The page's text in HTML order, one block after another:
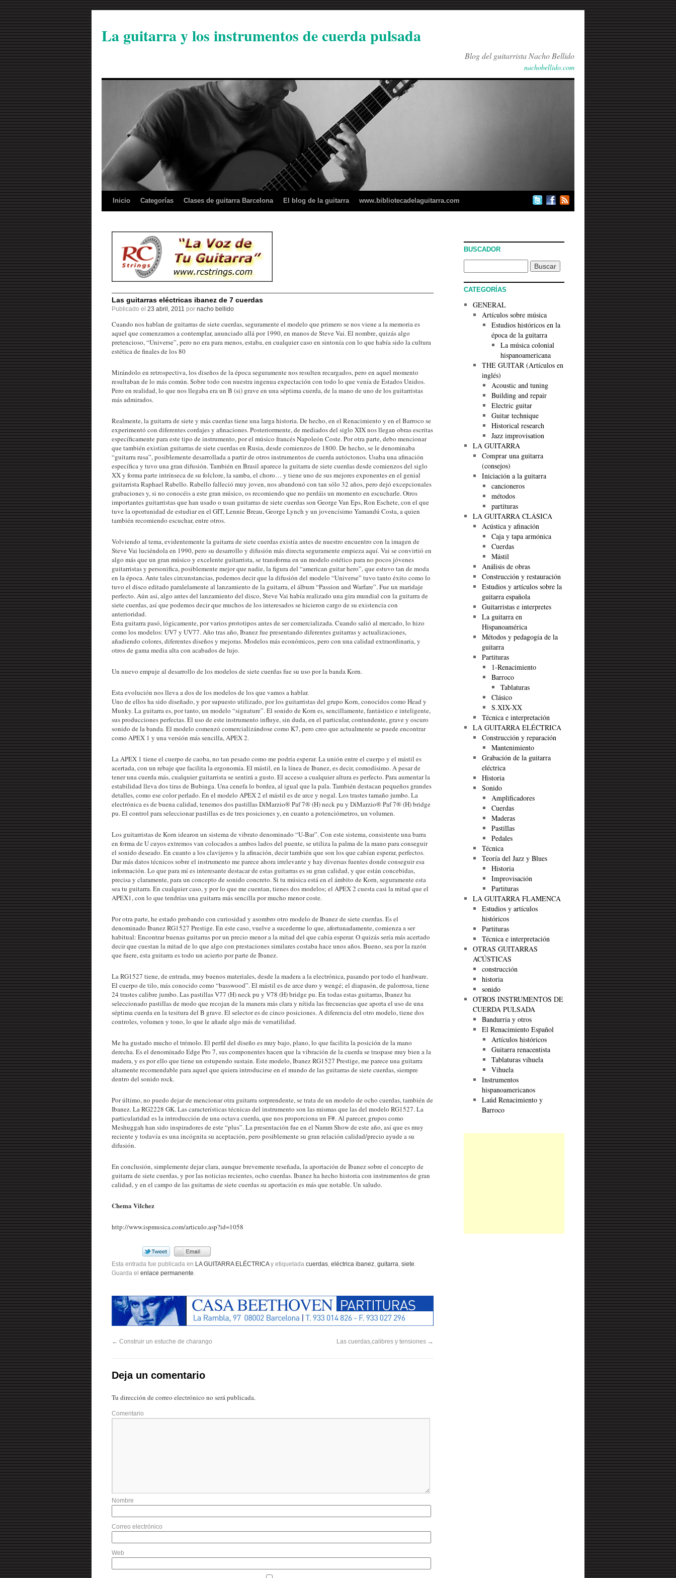
La guitarra y los instrumentos de cuerda pulsada
Blog del guitarrista Nacho Bellido
nachobellido.com
Inicio Categorías Clases de guitarra Barcelona El blog de la guitarra www.bibliotecadelaguitarra.com
Las guitarras eléctricas ibanez de 7 cuerdas
Publicado el 23 abril, 2011 por nacho bellido
Cuando nos hablan de guitarras de siete cuerdas, seguramente el modelo que primero se nos viene a la memoria es
aquel que comenzamos a contemplar, anunciado allá por 1990, en manos de Steve Vai. El nombre, quizás algo
pretencioso, “Universe”, pero no era para menos, estaba, en cualquier caso en sintonía con lo que había sido la cultura
estética de finales de los 80
Mirándolo en retrospectiva, los diseños de la época seguramente nos resulten recargados, pero en aquel momento
resultaban de lo más común. Sobre todo con nuestra ingenua expectación con todo lo que venía de Estados Unidos.
Pero en realidad, lo que nos llegaba era un B (si) grave en una séptima cuerda, de la mano de uno de los guitarristas
más admirados.
Realmente, la guitarra de siete y más cuerdas tiene una larga historia. De hecho, en el Renacimiento y en el Barroco se
experimentó con diferentes cordajes y afinaciones. Posteriormente, de mediados del siglo XIX nos llegan obras escritas
específicamente para este tipo de instrumento, por el músico francés Napoleón Coste. Por otra parte, debo mencionar
que también existían guitarras de siete cuerdas en Rusia, desde comienzos de 1800. De hecho, se le denominaba
“guitarra rusa”, posiblemente desarrollada a partir de otros instrumentos de cuerda autóctonos. Usaba una afinación
específica y tuvo una gran difusión. También en Brasil aparece la guitarra de siete cuerdas desde comienzos del siglo
XX y forma parte intrínseca de su folclore, la samba, el choro… y tiene uno de sus mejores exponentes en el genial
guitarrista Raphael Rabello. Rabello falleció muy joven, nos abandonó con tan sólo 32 años, pero dejó excepcionales
grabaciones y, si no conocéis a este gran músico, os recomiendo que no perdáis un momento en escucharle. Otros
importantes guitarristas que han usado o usan guitarras de siete cuerdas son George Van Eps, Ron Eschete, con el que
tuve la oportunidad de estudiar en el GIT, Lennie Breau, George Lynch y un jovencísimo Yamandú Costa, a quien
también recomiendo escuchar, entre otros.
Volviendo al tema, evidentemente la guitarra de siete cuerdas existía antes de nuestro encuentro con la imagen de
Steve Vai luciéndola en 1990, pero su desarrollo y difusión más directa seguramente empieza aquí. Vai se convirtió en
algo más que un gran músico y excelente guitarrista, se transforma en un modelo estético para no pocos jóvenes
guitarristas y personifica, posiblemente mejor que nadie, la figura del “american guitar hero”, que estuvo tan de moda
en la época. Ante tales circunstancias, podemos decir que la difusión del modelo “Universe” tuvo tanto éxito como lo
tuvo el disco editado paralelamente al lanzamiento de la guitarra, el álbum “Passion and Warfare”. Fue un maridaje
perfecto. Aún así, algo antes del lanzamiento del disco, Steve Vai había realizado una gira mundial con la guitarra de
siete cuerdas, así que podemos decir que muchos de los interesados se hicieron cargo de su existencia con
anterioridad.
Esta guitarra pasó, lógicamente, por varios prototipos antes de ser comercializada. Cuando salió al mercado, lo hizo
como los modelos: UV7 y UV77. Año tras año, Ibanez fue presentando diferentes guitarras y actualizaciones,
añadiendo colores, diferentes diseños y mejoras. Modelos más económicos, pero con una calidad extraordinaria, y
otros de gama media alta con acabados de lujo.
Un nuevo empuje al desarrollo de los modelos de siete cuerdas fue su uso por la banda Korn.
Esta evolución nos lleva a dos de los modelos de los que vamos a hablar.
Uno de ellos ha sido diseñado, y por supuesto utilizado, por los guitarristas del grupo Korn, conocidos como Head y
Munky. La guitarra es, por tanto, un modelo “signature”. El sonido de Korn es, sencillamente, fantástico e inteligente,
sus producciones perfectas. El uso de este instrumento influye, sin duda, en el particular, contundente, grave y oscuro
sonido de la banda. El modelo comenzó comercializándose como K7, pero creo que actualmente se puede encontrar
como APEX 1 y una versión más sencilla, APEX 2.
La APEX 1 tiene el cuerpo de caoba, no tan pesado como me podría esperar. La unión entre el cuerpo y el mástil es
acertada, con un rebaje que facilita la ergonomía. El mástil, en la línea de Ibanez, es decir, comodísimo. A pesar de
tener una cuerda más, cualquier guitarrista se sentirá a gusto. El acceso a cualquier altura es perfecto. Para aumentar la
estabilidad lleva dos tiras de Bubinga. Una cenefa lo bordea, al igual que la pala. También destacan pequeños grandes
detalles, como ese color perlado. En el modelo APEX 2 el mástil es de arce y nogal. Los trastes tamaño jumbo. La
electrónica es de buena calidad, tenemos dos pastillas DiMarzio® Paf 7® (H) neck pu y DiMarzio® Paf 7® (H) bridge
pu. El control para seleccionar pastillas es de tres posiciones y, en cuanto a potenciómetros, un volumen.
Los guitarristas de Korn idearon un sistema de vibrato denominado “U-Bar”. Con este sistema, consistente una barra
en forma de U cuyos extremos van colocados a ambos lados del puente, se utiliza la palma de la mano para conseguir
el sonido deseado. En cuanto a los clavijeros y la afinación, decir también que son los que cabían esperar, perfectos.
Dar más datos técnicos sobre el instrumento me parece ahora irrelevante y hay diversas fuentes donde conseguir esa
información. Lo que para mí es interesante destacar de estas guitarras es su gran calidad, y que están concebidas,
precisa y claramente, para un concepto de sonido concreto. Si tu música está en el ámbito de Korn, seguramente esta
sea tu guitarra. En cualquier caso, y por lo que me cuentan, tienes dos modelos; el APEX 2 cuesta casi la mitad que el
APEX1, con lo que tendrías una guitarra más sencilla por mucho menor coste.
Por otra parte, he estado probando con curiosidad y asombro otro modelo de Ibanez de siete cuerdas. Es el
denominado Ibanez RG1527 Prestige. En este caso, vuelve a sucederme lo que, afortunadamente, comienza a ser
habitual: Encontrar buenas guitarras por un precio menor a la mitad del que cabía esperar. O quizás sería más acertado
decir que cuestan la mitad de lo que algo con prestaciones similares costaba hace unos años. Bueno, sea por la razón
que fuere, esta guitarra es todo un acierto por parte de Ibanez.
La RG1527 tiene, de entrada, muy buenos materiales, desde la madera a la electrónica, pasando por todo el hardware.
El cuerpo de tilo, más conocido como “basswood”. El mástil es de arce duro y wengé; el diapasón, de palorrosa, tiene
24 trastes calibre jumbo. Las pastillas V77 (H) neck pu y V78 (H) bridge pu. En todas estas guitarras, Ibanez ha
seleccionado pastillas de modo que recojan de la manera más clara y nítida las frecuencias que aporta el uso de una
séptima cuerda en la tesitura del B grave. El selector es de cinco posiciones. A diferencia del otro modelo, tiene dos
controles, volumen y tono, lo que le añade algo más de versatilidad.
Me ha gustado mucho el trémolo. El perfil del diseño es muy bajo, plano, lo que facilita la posición de la mano
derecha. Es el denominado Edge Pro 7, sus componentes hacen que la vibración de la cuerda se traspase muy bien a la
madera, y es por ello que tiene un estupendo sustain. Este modelo, Ibanez RG1527 Prestige, me parece una guitarra
altamente recomendable para aquel que quiera introducirse en el mundo de las guitarras de siete cuerdas, siempre
dentro del sonido rock.
Por último, no puedo dejar de mencionar otra guitarra sorprendente, se trata de un modelo de ocho cuerdas, también de
Ibanez. La RG2228 GK. Las características técnicas del instrumento son las mismas que las del modelo RG1527. La
particularidad es la introducción de una octava cuerda, que nos proporciona un F#. Al parecer, grupos como
Meshuggah han sido inspiradores de este “plus”. La presentación fue en el Namm Show de este año, así que es muy
reciente y todavía es una incógnita su aceptación, pero posiblemente su gran relación calidad/precio ayude a su
difusión.
En conclusión, simplemente dejar clara, aunque brevemente reseñada, la aportación de Ibanez sobre el concepto de
guitarra de siete cuerdas, y por las noticias recientes, ocho cuerdas. Ibanez ha hecho historia con instrumentos de gran
calidad, y en el campo de las guitarras de siete cuerdas su aportación es más que notable. Un saludo.
Chema Vilchez
http://www.ispmusica.com/articulo.asp?id=1058
Esta entrada fue publicada en LA GUITARRA ELÉCTRICAy etiquetada cuerdas eléctrica ibanez guitarra siete
Guarda el enlace permanente
← Construir un estuche de charango Las cuerdas,calibres y tensiones →
Deja un comentario
Tu dirección de correo electrónico no será publicada.
Comentario
Nombre
Correo electrónico
Web
BUSCADOR
CATEGORÍAS
GENERAL
Artículos sobre música
Estudios históricos en la
época de la guitarra
La música colonial
hispanoamericana
THE GUITAR (Artículos en
inglés)
Acoustic and tuning
Building and repair
Electric guitar
Guitar technique
Historical research
Jazz improvisation
LA GUITARRA
Comprar una guitarra
(consejos)
Iniciación a la guitarra
cancioneros
métodos
partituras
LA GUITARRA CLÁSICA
Acústica y afinación
Caja y tapa armónica
Cuerdas
Mástil
Análisis de obras
Construcción y restauración
Estudios y artículos sobre la
guitarra española
Guitarristas e interpretes
La guitarra en
Hispanoamérica
Métodos y pedagogía de la
guitarra
Partituras
1-Renacimiento
Barroco
Tablaturas
Clásico
S.XIX-XX
Técnica e interpretación
LA GUITARRA ELÉCTRICA
Construcción y reparación
Mantenimiento
Grabación de la guitarra
eléctrica
Historia
Sonido
Amplificadores
Cuerdas
Maderas
Pastillas
Pedales
Técnica
Teoría del Jazz y Blues
Historia
Improvisación
Partituras
LA GUITARRA FLAMENCA
Estudios y artículos
históricos
Partituras
Técnica e interpretación
OTRAS GUITARRAS
ACÚSTICAS
construcción
historia
sonido
OTROS INSTRUMENTOS DE
CUERDA PULSADA
Bandurria y otros
El Renacimiento Español
Artículos históricos
Guitarra renacentista
Tablaturas vihuela
Vihuela
Instrumentos
hispanoamericanos
Laúd Renacimiento y
Barroco